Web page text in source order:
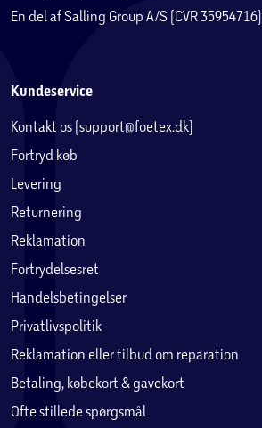
En del af Salling Group A/S (CVR 35954716)
Kundeservice
Kontakt os (support@foetex.dk)
Fortryd køb
Levering
Returnering
Reklamation
Fortrydelsesret
Handelsbetingelser
Privatlivspolitik
Reklamation eller tilbud om reparation
Betaling, købekort & gavekort
Ofte stillede spørgsmål